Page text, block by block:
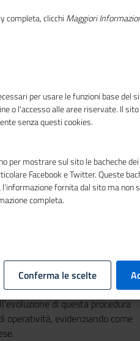
sulla
negoziata
di Unioncamere
la crisi d'impresaoffre una
di questa procedura
operatività, evidenziando come
completa, clicchi Maggiori
per usare le funzioni base del
o l'accesso alle aree riservate. Il
senza questi cookies.
per mostrare sul sito le bacheche
Facebook e Twitter. Queste
l'informazione fornita dal sito ma non
completa.
Conferma le scelte